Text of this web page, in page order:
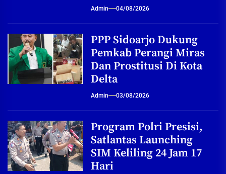
Admin 04/08/2026
PPP Sidoarjo Dukung
Pemkab Perangi Miras
Dan Prostitusi Di Kota
Delta
Admin 03/08/2026
Program Polri Presisi,
Satlantas Launching
SIM Keliling 24 Jam 17
Hari